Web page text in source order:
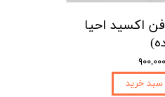
اکسید احیا
سبد خرید